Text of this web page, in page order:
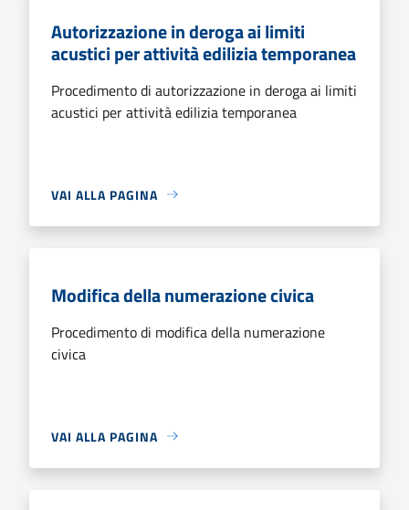
Autorizzazione in deroga ai limiti
acustici per attività edilizia temporanea
Procedimento di autorizzazione in deroga ai limiti
acustici per attività edilizia temporanea
VAI ALLA PAGINA
Modifica della numerazione civica
Procedimento di modifica della numerazione
civica
VAI ALLA PAGINA